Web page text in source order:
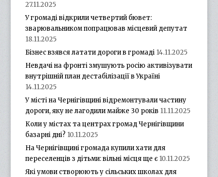
27.11.2025
У громаді відкрили четвертий бювет:
зварювальником попрацював місцевий депутат
18.11.2025
Бізнес взявся латати дороги в громаді 14.11.2025
Невдачі на фронті змушують росію активізувати
внутрішній план дестабілізації в Україні
14.11.2025
У місті на Чернігівщині відремонтували частину
дороги, яку не лагодили майже 30 років 11.11.2025
Коли у містах та центрах громад Чернігівщини
базарні дні? 10.11.2025
На Чернігівщині громада купили хати для
переселенців з дітьми: вільні місця ще є 10.11.2025
Які умови створюють у сільських школах для